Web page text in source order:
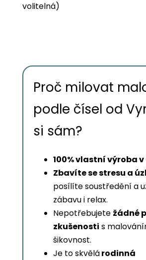
volitelná)
Proč milovat
podle čísel od
si sám?
100% vlastní výroba v
Zbavíte se stresu a
posílíte soustředění a
zábavu i relax.
Nepotřebujete žádné
zkušenosti s
šikovnost.
Je to skvělárodinná